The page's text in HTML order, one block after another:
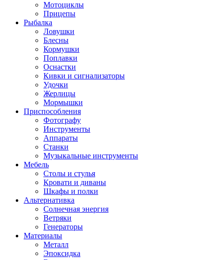
Мотоциклы
Прицепы
Рыбалка
Ловушки
Блесны
Кормушки
Поплавки
Оснастки
Кивки и сигнализаторы
Удочки
Жерлицы
Мормышки
Приспособления
Фотографу
Инструменты
Аппараты
Станки
Музыкальные инструменты
Мебель
Столы и стулья
Кровати и диваны
Шкафы и полки
Альтернативка
Солнечная энергия
Ветряки
Генераторы
Материалы
Металл
Эпоксидка